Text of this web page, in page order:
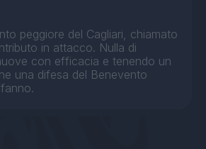
peggiore del Cagliari, chiamato
in attacco. Nulla di
con efficacia e tenendo un
una difesa del Benevento